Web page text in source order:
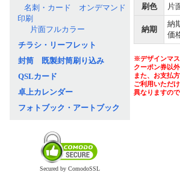
名刺・カード オンデマンド
印刷
片面フルカラー
チラシ・リーフレット
封筒 既製封筒刷り込み
QSLカード
卓上カレンダー
フォトブック・アートブック
Secured by ComodoSSL
刷色
片
納期
納
価
※デザインマ
クーポン券以
また、お支払
ご利用いただ
異なりますの